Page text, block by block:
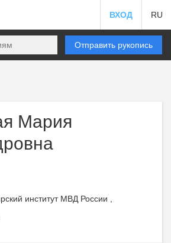
ВХОД RU
Отправить рукопись
Мария
институт МВД России ,